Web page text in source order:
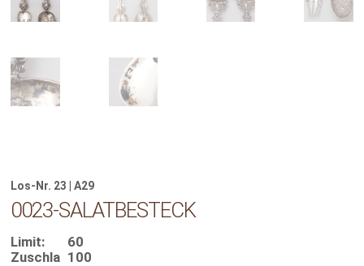
Los-Nr. 23 | A29
0023-SALATBESTECK
Limit:
60
Zuschla 100